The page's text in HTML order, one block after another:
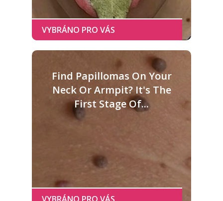
Find Papillomas On Your
Neck Or Armpit? It's The
First Stage Of...